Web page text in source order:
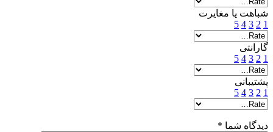
شباهت یا مغایرت
1
2
3
4
5
گارانتی
1
2
3
4
5
پشتیبانی
1
2
3
4
5
دیدگاه شما *